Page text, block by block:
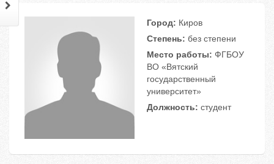
Город: Киров
Степень: без степени
Место работы: ФГБОУ
ВО «Вятский
государственный
университет»
Должность: студент